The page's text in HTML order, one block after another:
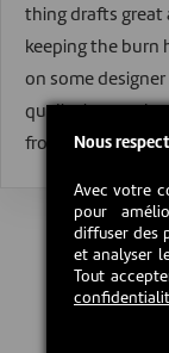
thing drafts great
keeping the burn
on some
quality is superb
from shipping and
Nous
Avec votre
pour
diffuser des
et analyser
Tout